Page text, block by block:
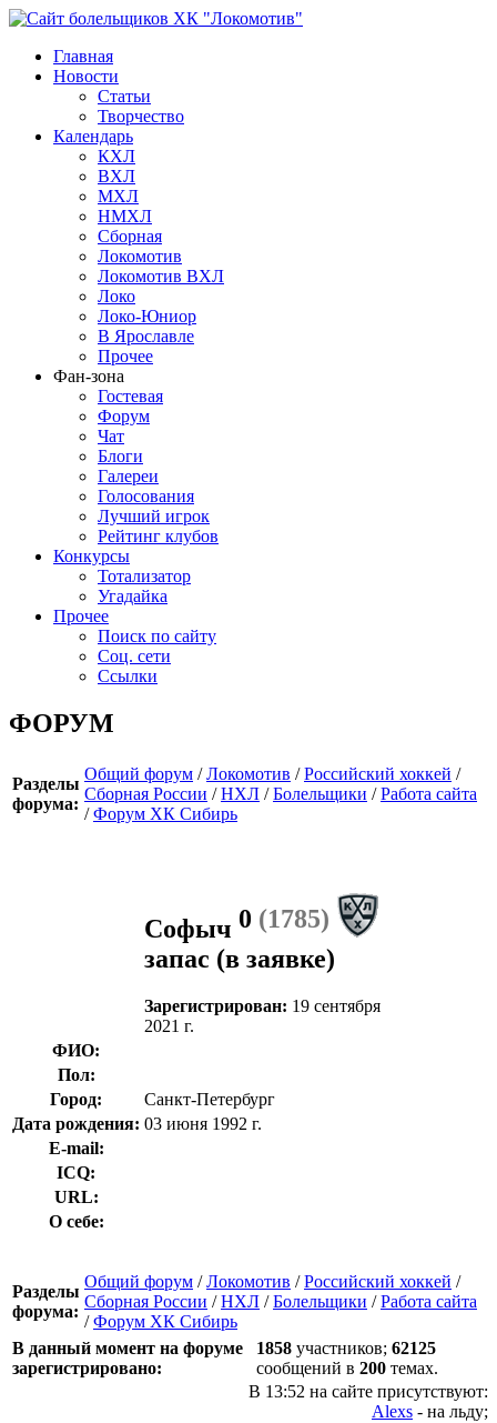
Главная
Новости
Статьи
Творчество
Календарь
КХЛ
ВХЛ
МХЛ
НМХЛ
Сборная
Локомотив
Локомотив ВХЛ
Локо
Локо-Юниор
В Ярославле
Прочее
Фан-зона
Гостевая
Форум
Чат
Блоги
Галереи
Голосования
Лучший игрок
Рейтинг клубов
Конкурсы
Тотализатор
Угадайка
Прочее
Поиск по сайту
Соц. сети
Ссылки
ФОРУМ
Разделы
форума:
Общий форум /Локомотив /Российский хоккей /
Сборная России /НХЛ /Болельщики /Работа сайта
/Форум ХК Сибирь
Софыч 0 (1785)
запас (в заявке)
Зарегистрирован: 19 сентября
2021 г.
ФИО:
Пол:
Город:
Санкт-Петербург
Дата рождения: 03 июня 1992 г.
E-mail:
ICQ:
URL:
О себе:
Разделы
форума:
Общий форум /Локомотив /Российский хоккей /
Сборная России /НХЛ /Болельщики /Работа сайта
/Форум ХК Сибирь
В данный момент на форуме
зарегистрировано:
1858 участников; 62125
сообщений в 200 темах.
В 13:52 на сайте присутствуют:
Alexs - на льду;